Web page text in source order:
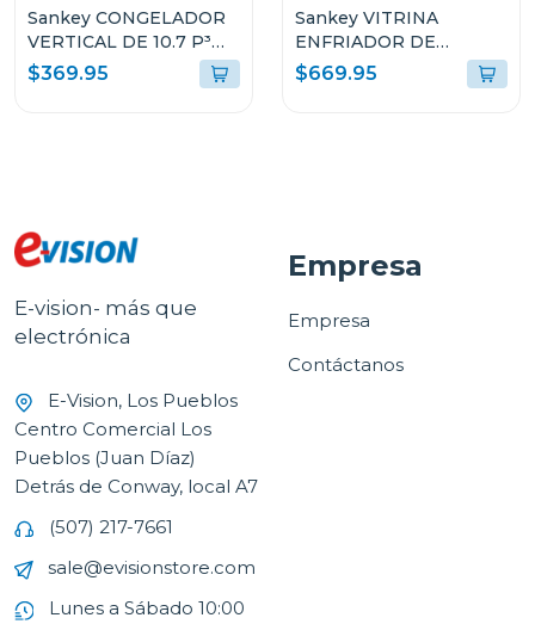
Sankey CONGELADOR
VERTICAL DE 10.7 P³
RFC1301
$369.95
Sankey VITRINA
ENFRIADOR DE
20CUFT RFD20N
$669.95
E-vision- más que
electrónica
E-Vision, Los Pueblos
Centro Comercial Los
Pueblos (Juan Díaz)
Detrás de Conway, local A7
(507) 217-7661
sale@evisionstore.com
Lunes a Sábado 10:00
Empresa
Empresa
Contáctanos